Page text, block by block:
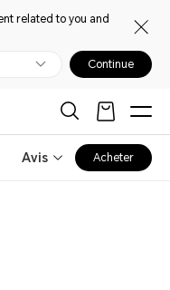
related to you and
Continue
Avis Acheter